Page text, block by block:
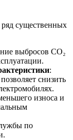
существенных
выбросов CO₂
:
снизить
износа и
по